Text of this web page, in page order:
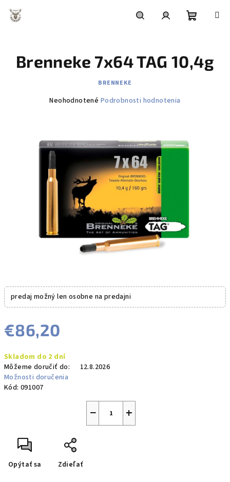
obsah
košík
predaj možný len osobne na predajni
€86,20
cena:
Skladom do 2 dní
Môžeme doručiť do:
12.8.2026
Možnosti doručenia
Kód: 091007
+
−
Opýtať sa Zdieľať
Brenneke 7x64 TAG 10,4g
BRENNEKE
Priemerné
0,0
z
5
hviezdičiek.
Neohodnotené Podrobnosti hodnotenia